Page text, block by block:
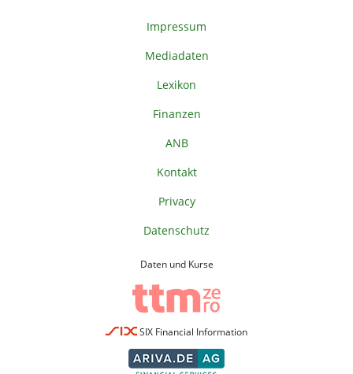
Impressum
Mediadaten
Lexikon
Finanzen
ANB
Kontakt
Privacy
Datenschutz
Daten und Kurse
SIX Financial Information